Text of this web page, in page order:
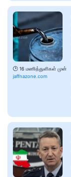
🕑 16 மணித்துளிகள் முன்
jaffnazone.com